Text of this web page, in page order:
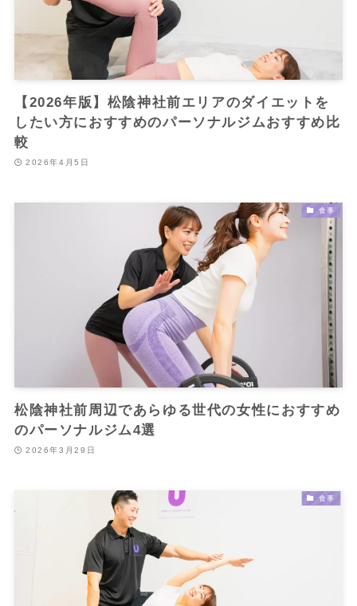
【2026年版】松陰神社前エリアのダイエットを
したい方におすすめのパーソナルジムおすすめ比
較
2026年4月5日
食事
松陰神社前周辺であらゆる世代の女性におすすめ
のパーソナルジム4選
2026年3月29日
食事